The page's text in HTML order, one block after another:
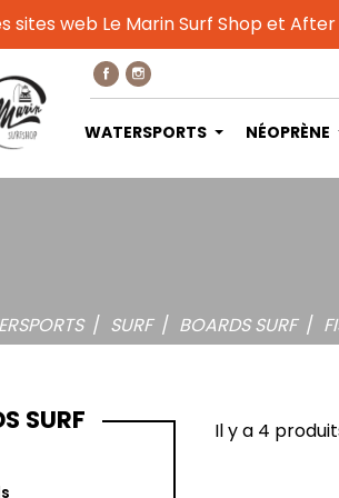
sites web Le Marin Surf Shop et
WATERSPORTS NÉOPRÈNE
SURF BOARDS SURF
SURF Il y a 4